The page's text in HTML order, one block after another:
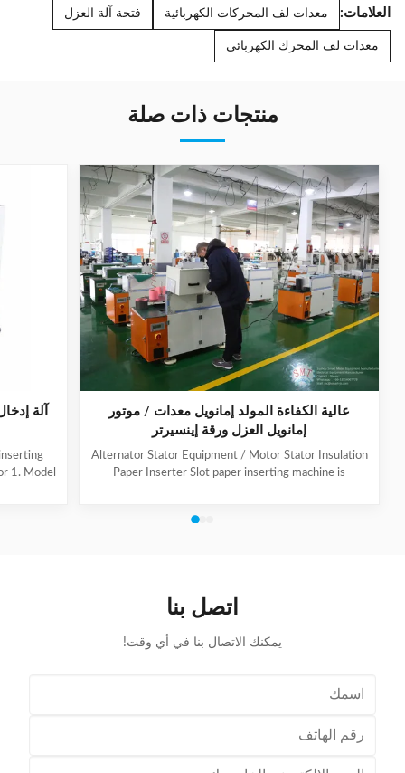
العلامات: معدات لف المحركات الكهربائية فتحة آلة العزل
معدات لف المحرك الكهربائي
منتجات ذات صلة
عالية الكفاءة المولد إمانويل معدات / موتور
إمانويل العزل ورقة إينسيرتر
Alternator Stator Equipment / Motor Stator Insulation
Paper Inserter Slot paper inserting machine is
as paper feeding, forming, folding, inserting and stator
Stator I.D
آلة
1. Model
اتصل بنا
يمكنك الاتصال بنا في أي وقت!